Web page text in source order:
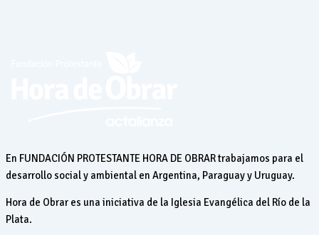
En FUNDACIÓN PROTESTANTE HORA DE OBRAR trabajamos para el
desarrollo social y ambiental en Argentina, Paraguay y Uruguay.
Hora de Obrar es una iniciativa de la Iglesia Evangélica del Río de la
Plata.